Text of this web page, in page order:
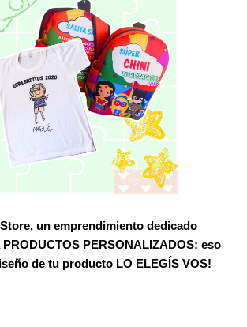
, un emprendimiento dedicado
PERSONALIZADOS: eso
de tu producto LO ELEGÍS VOS!